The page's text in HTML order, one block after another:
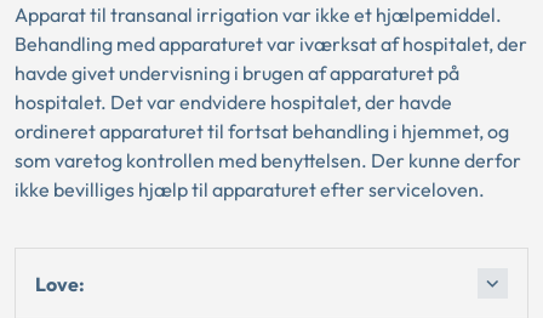
Apparat til transanal irrigation var ikke et hjælpemiddel.
Behandling med apparaturet var iværksat af hospitalet, der
havde givet undervisning i brugen af apparaturet på
hospitalet. Det var endvidere hospitalet, der havde
ordineret apparaturet til fortsat behandling i hjemmet, og
som varetog kontrollen med benyttelsen. Der kunne derfor
ikke bevilliges hjælp til apparaturet efter serviceloven.
Love: